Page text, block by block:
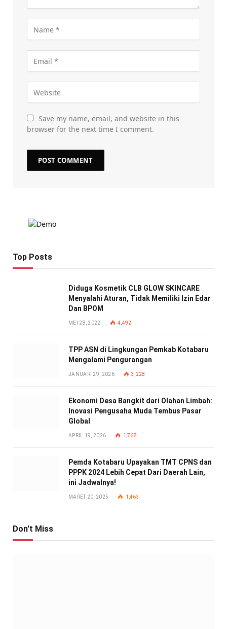
Save my name, email, and website in this
browser for the next time I comment.
Top Posts
Diduga Kosmetik CLB GLOW SKINCARE
Menyalahi Aturan, Tidak Memiliki Izin Edar
Dan BPOM
MEI 28, 2022 4,492
TPP ASN di Lingkungan Pemkab Kotabaru
Mengalami Pengurangan
JANUARI 29, 2026 3,228
Ekonomi Desa Bangkit dari Olahan Limbah:
Inovasi Pengusaha Muda Tembus Pasar
Global
APRIL 19, 2026 1,768
Pemda Kotabaru Upayakan TMT CPNS dan
PPPK 2024 Lebih Cepat Dari Daerah Lain,
ini Jadwalnya!
MARET 20, 2025 1,463
Don't Miss